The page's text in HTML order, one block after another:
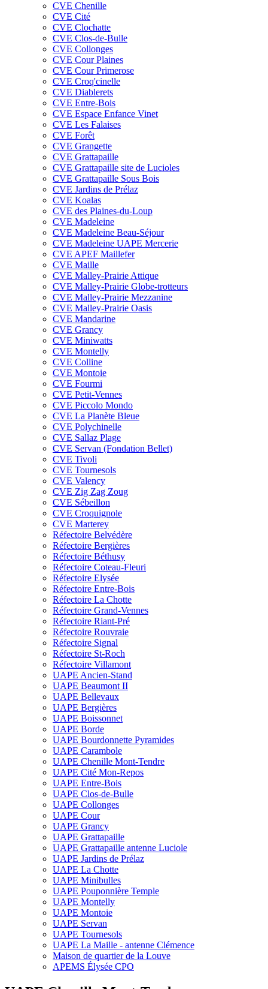
CVE Chenille
CVE Cité
CVE Clochatte
CVE Clos-de-Bulle
CVE Collonges
CVE Cour Plaines
CVE Cour Primerose
CVE Croq'cinelle
CVE Diablerets
CVE Entre-Bois
CVE Espace Enfance Vinet
CVE Les Falaises
CVE Forêt
CVE Grangette
CVE Grattapaille
CVE Grattapaille site de Lucioles
CVE Grattapaille Sous Bois
CVE Jardins de Prélaz
CVE Koalas
CVE des Plaines-du-Loup
CVE Madeleine
CVE Madeleine Beau-Séjour
CVE Madeleine UAPE Mercerie
CVE APEF Maillefer
CVE Maille
CVE Malley-Prairie Attique
CVE Malley-Prairie Globe-trotteurs
CVE Malley-Prairie Mezzanine
CVE Malley-Prairie Oasis
CVE Mandarine
CVE Grancy
CVE Miniwatts
CVE Montelly
CVE Colline
CVE Montoie
CVE Fourmi
CVE Petit-Vennes
CVE Piccolo Mondo
CVE La Planète Bleue
CVE Polychinelle
CVE Sallaz Plage
CVE Servan (Fondation Bellet)
CVE Tivoli
CVE Tournesols
CVE Valency
CVE Zig Zag Zoug
CVE Sébeillon
CVE Croquignole
CVE Marterey
Réfectoire Belvédère
Réfectoire Bergières
Réfectoire Béthusy
Réfectoire Coteau-Fleuri
Réfectoire Elysée
Réfectoire Entre-Bois
Réfectoire La Chotte
Réfectoire Grand-Vennes
Réfectoire Riant-Pré
Réfectoire Rouvraie
Réfectoire Signal
Réfectoire St-Roch
Réfectoire Villamont
UAPE Ancien-Stand
UAPE Beaumont II
UAPE Bellevaux
UAPE Bergières
UAPE Boissonnet
UAPE Borde
UAPE Bourdonnette Pyramides
UAPE Carambole
UAPE Chenille Mont-Tendre
UAPE Cité Mon-Repos
UAPE Entre-Bois
UAPE Clos-de-Bulle
UAPE Collonges
UAPE Cour
UAPE Grancy
UAPE Grattapaille
UAPE Grattapaille antenne Luciole
UAPE Jardins de Prélaz
UAPE La Chotte
UAPE Minibulles
UAPE Pouponnière Temple
UAPE Montelly
UAPE Montoie
UAPE Servan
UAPE Tournesols
UAPE La Maille - antenne Clémence
Maison de quartier de la Louve
APEMS Élysée CPO